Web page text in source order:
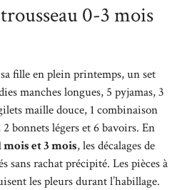
0-3 mois
fille en plein printemps, un set
manches longues, 5 pyjamas, 3
maille douce, 1 combinaison
bonnets légers et 6 bavoirs. En
mois et 3 mois, les décalages de
sans rachat précipité. Les pièces à
les pleurs durant l’habillage.